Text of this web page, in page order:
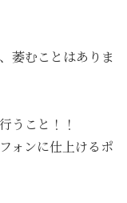
萎むことはありま
うこと！！
ォンに仕上けるポ